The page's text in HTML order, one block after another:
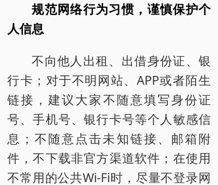
规范网络行为习惯，谨慎保护个
人信息
不向他人出租、出借身份证、银
行卡；对于不明网站、APP或者陌生
链接，建议大家不随意填写身份证
号、手机号、银行卡号等个人敏感信
息；不随意点击未知链接、邮箱附
件，不下载非官方渠道软件；在使用
不常用的公共Wi-Fi时，尽量不登录网